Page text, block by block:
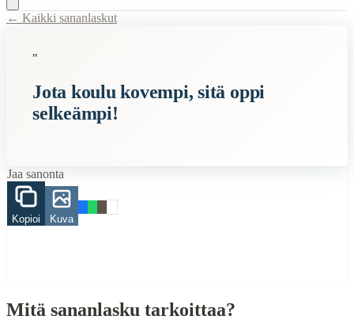
Description:
Tämä sananlasku tarkoittaa, että mitä haastavampaa
Semantic Themes
Related Topics
koulu
Finding Finnish proverbs about specific topics
Understanding Finnish cultural wisdom
← Kaikki sananlaskut
"
Jota koulu kovempi, sitä oppi
selkeämpi!
Jaa sanonta
Kopioi Kuva
Mitä sananlasku tarkoittaa?